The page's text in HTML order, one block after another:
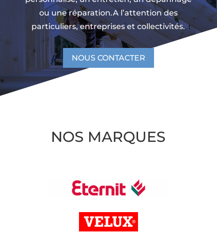
ou une réparation.A l’attention des
particuliers, entreprises et collectivités.
NOUS CONTACTER
NOS MARQUES